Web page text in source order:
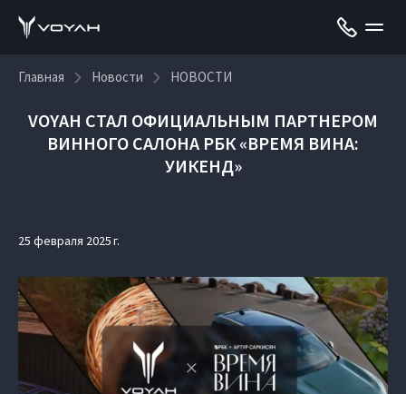
Главная Новости НОВОСТИ
VOYAH СТАЛ ОФИЦИАЛЬНЫМ ПАРТНЕРОМ
ВИННОГО САЛОНА РБК «ВРЕМЯ ВИНА:
УИКЕНД»
25 февраля 2025 г.